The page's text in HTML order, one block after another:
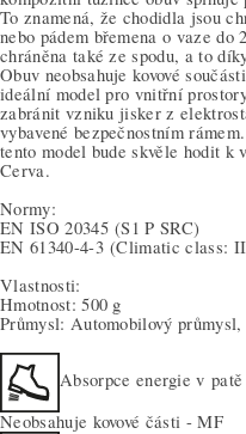
To znamená, že chodidla jsou
nebo pádem břemena o vaze
chráněna také ze spodu, a to
Obuv neobsahuje kovové
ideální model pro vnitřní
zabránit vzniku jisker z
vybavené bezpečnostním
tento model bude skvěle hodit k
Cerva.
Normy:
EN ISO 20345(S1 P SRC)
EN 61340-4-3(Climatic class:
Vlastnosti:
Hmotnost: 500 g
Průmysl: Automobilový
Absorpce energie v
Neobsahuje kovové části - MF